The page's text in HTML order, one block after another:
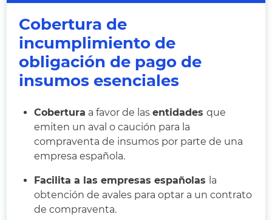
Cobertura de
incumplimiento de
obligación de pago de
insumos esenciales
Cobertura a favor de las entidades que
emiten un aval o caución para la
compraventa de insumos por parte de una
empresa española.
Facilita a las empresas españolas la
obtención de avales para optar a un contrato
de compraventa.